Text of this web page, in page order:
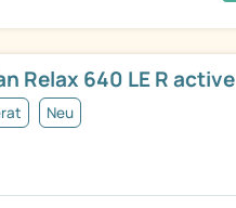
Relax 640 LE R active
Neu